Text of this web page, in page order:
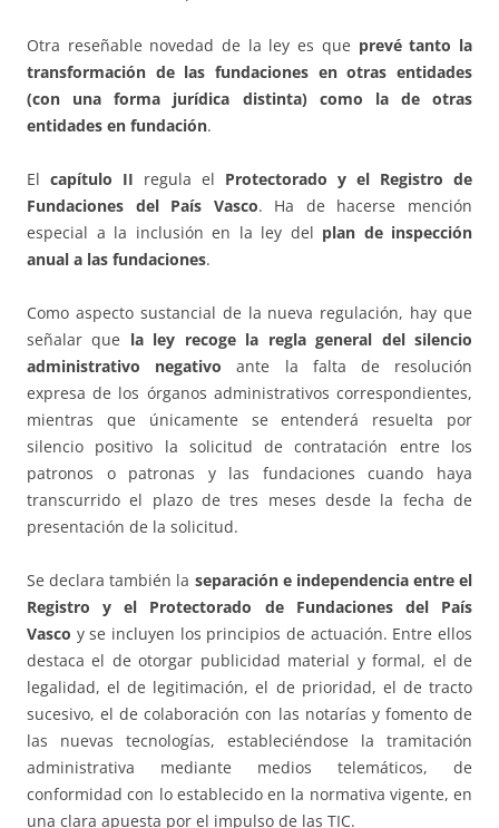
Otra reseñable novedad de la ley es que prevé tanto la
transformación de las fundaciones en otras entidades
(con una forma jurídica distinta) como la de otras
entidades en fundación.
El capítulo II regula el Protectorado y el Registro de
Fundaciones del País Vasco. Ha de hacerse mención
especial a la inclusión en la ley del plan de inspección
anual a las fundaciones.
Como aspecto sustancial de la nueva regulación, hay que
señalar que la ley recoge la regla general del silencio
administrativo negativo ante la falta de resolución
expresa de los órganos administrativos correspondientes,
mientras que únicamente se entenderá resuelta por
silencio positivo la solicitud de contratación entre los
patronos o patronas y las fundaciones cuando haya
transcurrido el plazo de tres meses desde la fecha de
presentación de la solicitud.
Se declara también la separación e independencia entre el
Registro y el Protectorado de Fundaciones del País
Vasco y se incluyen los principios de actuación. Entre ellos
destaca el de otorgar publicidad material y formal, el de
legalidad, el de legitimación, el de prioridad, el de tracto
sucesivo, el de colaboración con las notarías y fomento de
las nuevas tecnologías, estableciéndose la tramitación
administrativa mediante medios telemáticos, de
conformidad con lo establecido en la normativa vigente, en
una clara apuesta por el impulso de las TIC.